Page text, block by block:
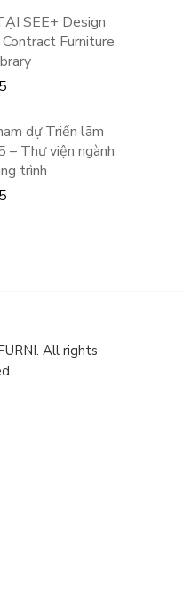
SEE+ Design
Furniture
dự Triển lãm
– Thư viện ngành
trình
All rights